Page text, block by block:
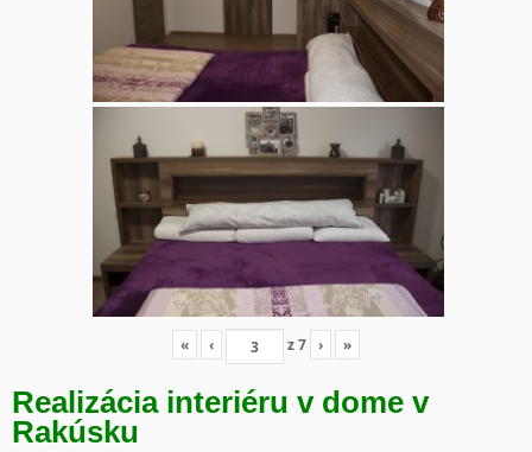
« ‹ z7 › »
Realizácia interiéru v dome v
Rakúsku